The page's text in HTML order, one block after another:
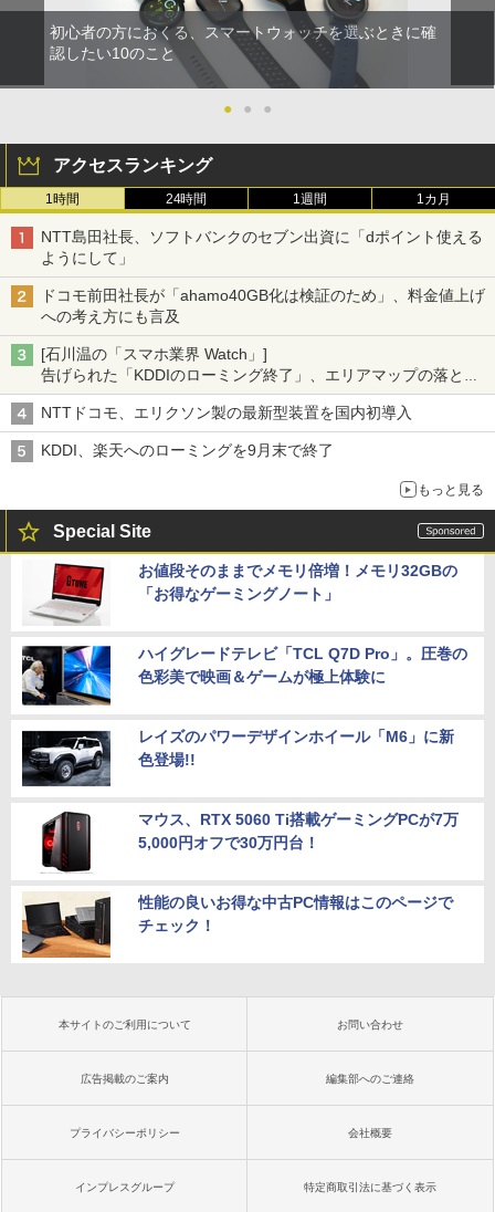
初心者の方におくる、スマートウォッチを選ぶときに確
認したい10のこと
● ● ●
アクセスランキング
1時間 24時間 1週間 1カ月
NTT島田社長、ソフトバンクのセブン出資に「dポイント使える
ようにして」
ドコモ前田社長が「ahamo40GB化は検証のため」、料金値上げ
への考え方にも言及
[石川温の「スマホ業界 Watch」]
告げられた「KDDIのローミング終了」、エリアマップの落とし
穴と楽天モバイルの課題
NTTドコモ、エリクソン製の最新型装置を国内初導入
KDDI、楽天へのローミングを9月末で終了
もっと見る
Special Site
お値段そのままでメモリ倍増！メモリ32GBの
「お得なゲーミングノート」
ハイグレードテレビ「TCL Q7D Pro」。圧巻の
色彩美で映画＆ゲームが極上体験に
レイズのパワーデザインホイール「M6」に新
色登場!!
マウス、RTX 5060 Ti搭載ゲーミングPCが7万
5,000円オフで30万円台！
性能の良いお得な中古PC情報はこのページで
チェック！
本サイトのご利用について お問い合わせ
広告掲載のご案内 編集部へのご連絡
プライバシーポリシー 会社概要
インプレスグループ 特定商取引法に基づく表示